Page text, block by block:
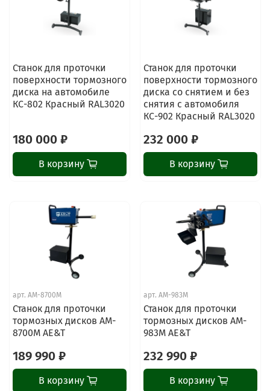
Станок для проточки
поверхности тормозного
диска на автомобиле
КС-802 Красный RAL3020
180 000 ₽
В корзину
Станок для проточки
поверхности тормозного
диска со снятием и без
снятия с автомобиля
КС-902 Красный RAL3020
232 000 ₽
В корзину
арт. AM-8700M
Станок для проточки
тормозных дисков AM-
8700M AE&T
189 990 ₽
В корзину
арт. AM-983M
Станок для проточки
тормозных дисков AM-
983M AE&T
232 990 ₽
В корзину